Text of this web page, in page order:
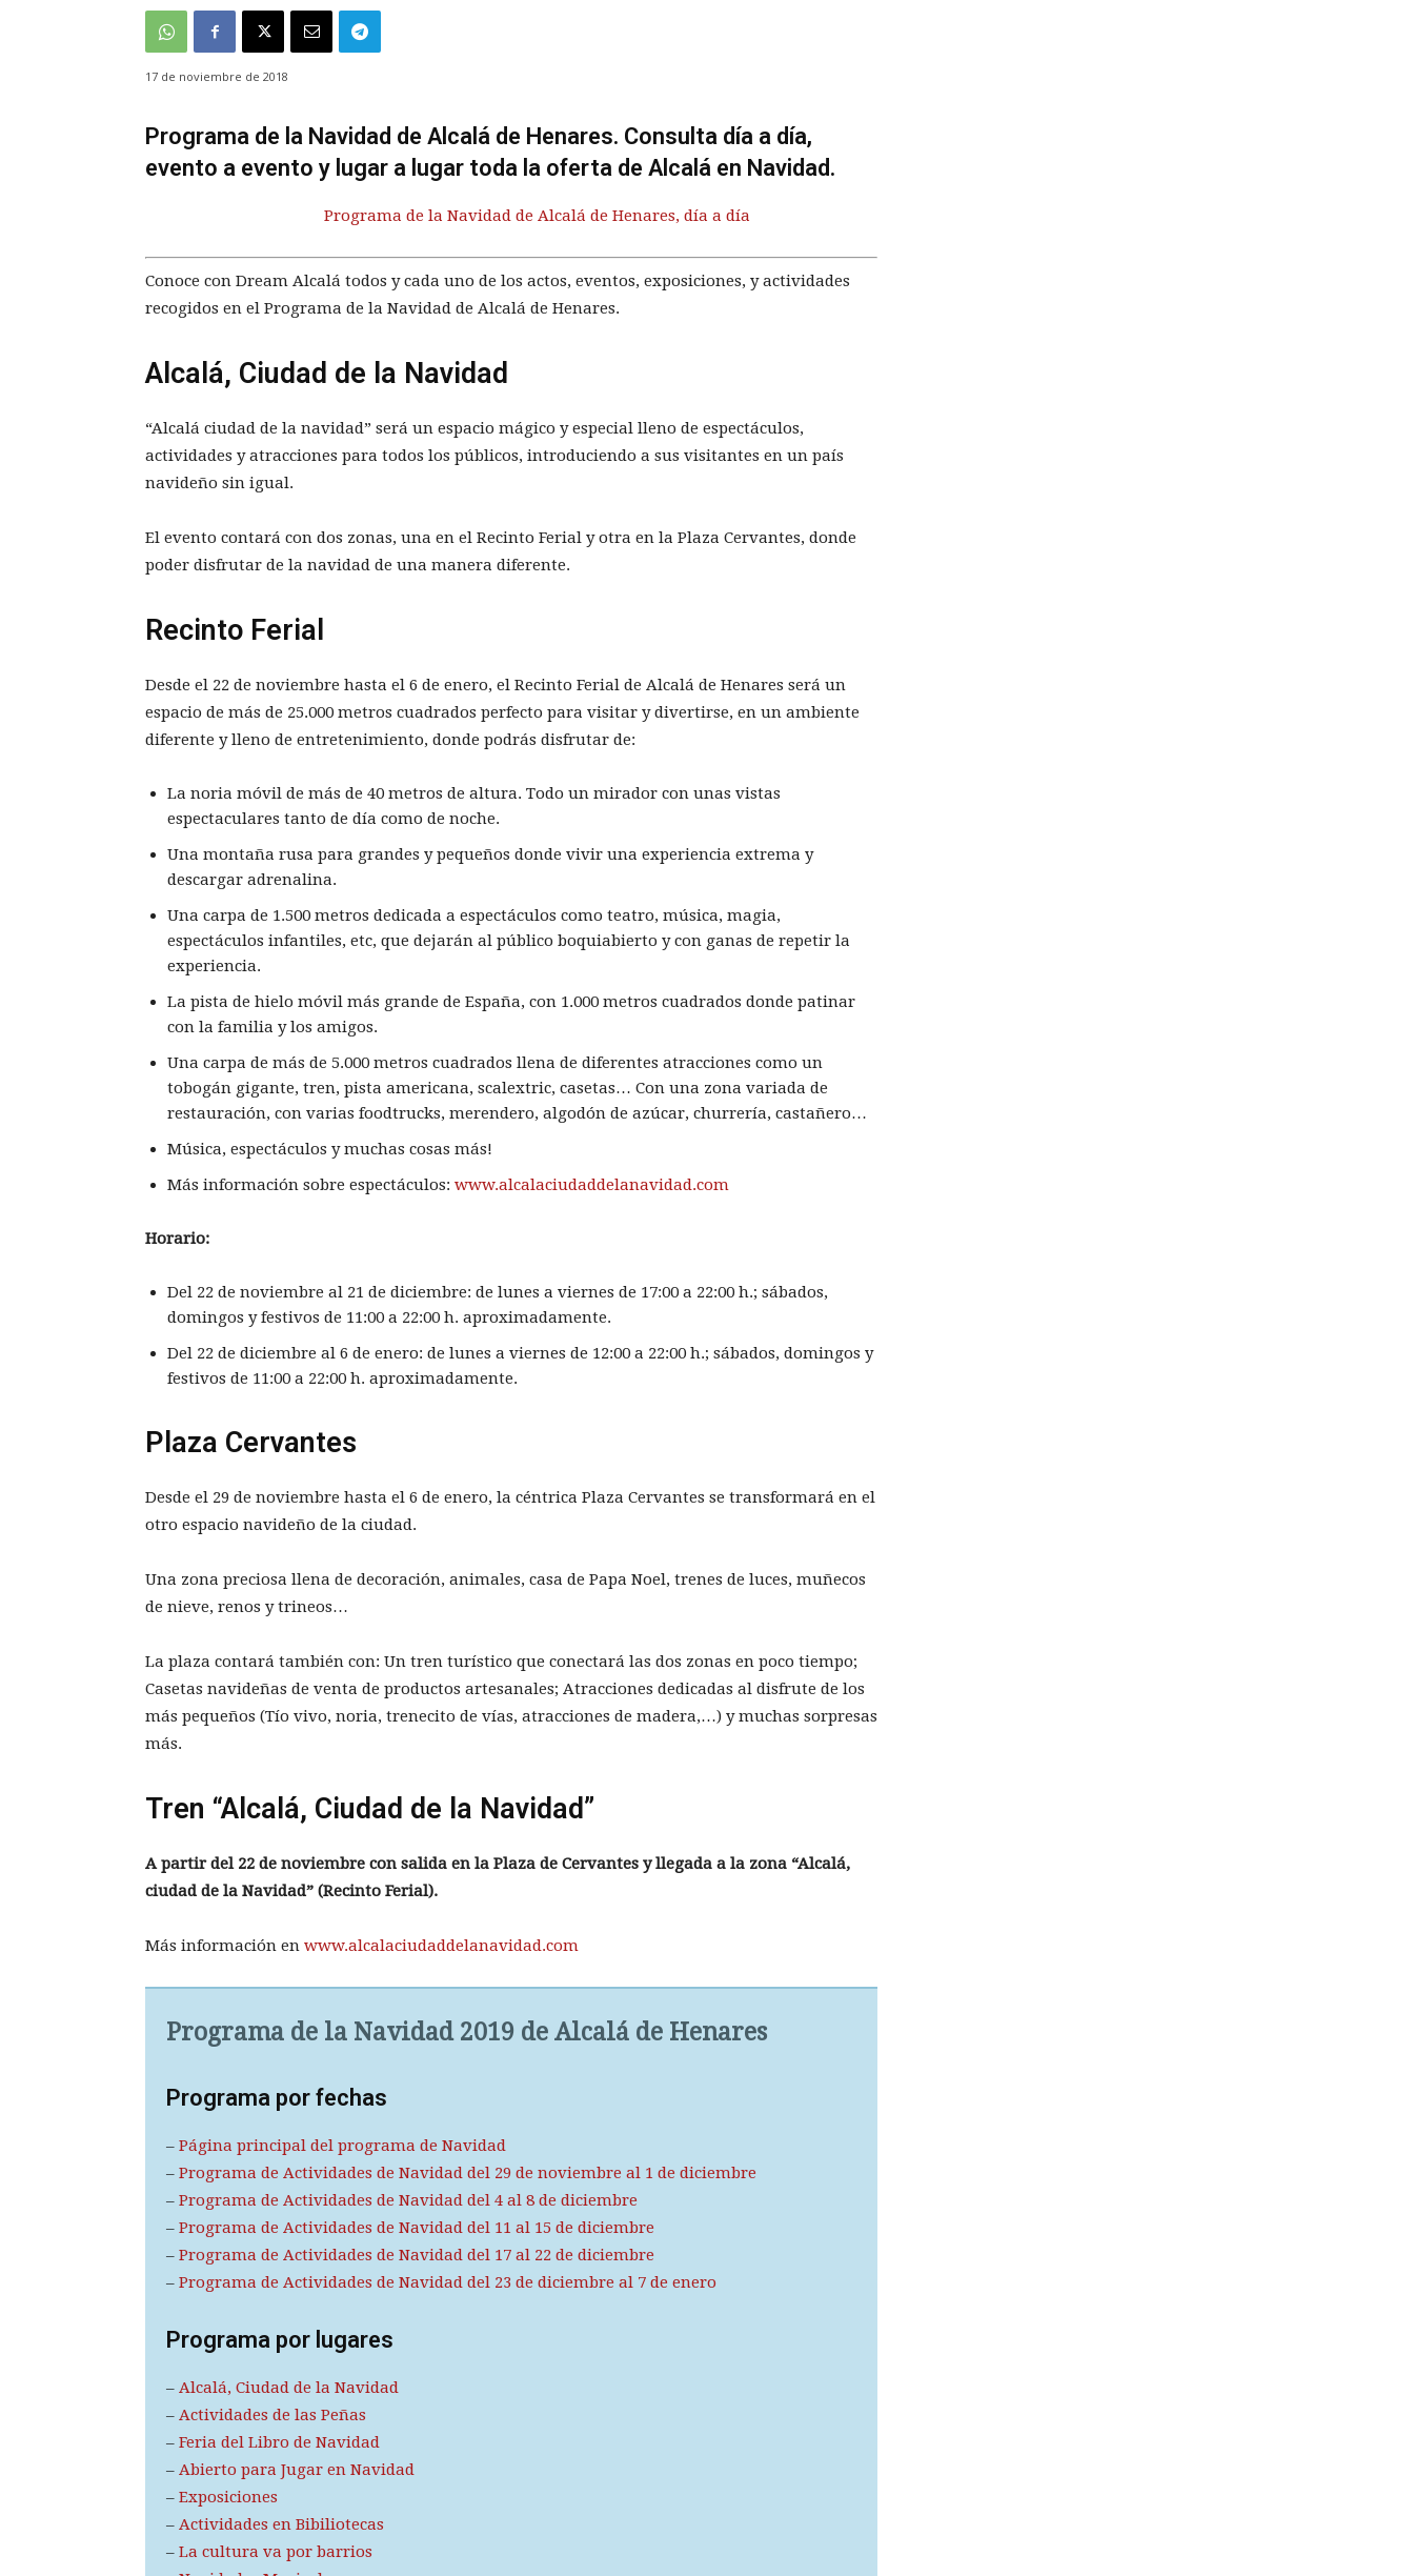
17 de noviembre de 2018
Programa de la Navidad de Alcalá de Henares. Consulta día a día,
evento a evento y lugar a lugar toda la oferta de Alcalá en Navidad.
Programa de la Navidad de Alcalá de Henares, día a día
Conoce con Dream Alcalá todos y cada uno de los actos, eventos, exposiciones, y actividades
recogidos en el Programa de la Navidad de Alcalá de Henares.
Alcalá, Ciudad de la Navidad
“Alcalá ciudad de la navidad” será un espacio mágico y especial lleno de espectáculos,
actividades y atracciones para todos los públicos, introduciendo a sus visitantes en un país
navideño sin igual.
El evento contará con dos zonas, una en el Recinto Ferial y otra en la Plaza Cervantes, donde
poder disfrutar de la navidad de una manera diferente.
Recinto Ferial
Desde el 22 de noviembre hasta el 6 de enero, el Recinto Ferial de Alcalá de Henares será un
espacio de más de 25.000 metros cuadrados perfecto para visitar y divertirse, en un ambiente
diferente y lleno de entretenimiento, donde podrás disfrutar de:
La noria móvil de más de 40 metros de altura. Todo un mirador con unas vistas
espectaculares tanto de día como de noche.
Una montaña rusa para grandes y pequeños donde vivir una experiencia extrema y
descargar adrenalina.
Una carpa de 1.500 metros dedicada a espectáculos como teatro, música, magia,
espectáculos infantiles, etc, que dejarán al público boquiabierto y con ganas de repetir la
experiencia.
La pista de hielo móvil más grande de España, con 1.000 metros cuadrados donde patinar
con la familia y los amigos.
Una carpa de más de 5.000 metros cuadrados llena de diferentes atracciones como un
tobogán gigante, tren, pista americana, scalextric, casetas… Con una zona variada de
restauración, con varias foodtrucks, merendero, algodón de azúcar, churrería, castañero…
Música, espectáculos y muchas cosas más!
Más información sobre espectáculos: www.alcalaciudaddelanavidad.com
Horario:
Del 22 de noviembre al 21 de diciembre: de lunes a viernes de 17:00 a 22:00 h.; sábados,
domingos y festivos de 11:00 a 22:00 h. aproximadamente.
Del 22 de diciembre al 6 de enero: de lunes a viernes de 12:00 a 22:00 h.; sábados, domingos y
festivos de 11:00 a 22:00 h. aproximadamente.
Plaza Cervantes
Desde el 29 de noviembre hasta el 6 de enero, la céntrica Plaza Cervantes se transformará en el
otro espacio navideño de la ciudad.
Una zona preciosa llena de decoración, animales, casa de Papa Noel, trenes de luces, muñecos
de nieve, renos y trineos…
La plaza contará también con: Un tren turístico que conectará las dos zonas en poco tiempo;
Casetas navideñas de venta de productos artesanales; Atracciones dedicadas al disfrute de los
más pequeños (Tío vivo, noria, trenecito de vías, atracciones de madera,…) y muchas sorpresas
más.
Tren “Alcalá, Ciudad de la Navidad”
A partir del 22 de noviembre con salida en la Plaza de Cervantes y llegada a la zona “Alcalá,
ciudad de la Navidad” (Recinto Ferial).
Más información en www.alcalaciudaddelanavidad.com
Programa de la Navidad 2019 de Alcalá de Henares
Programa por fechas
– Página principal del programa de Navidad
– Programa de Actividades de Navidad del 29 de noviembre al 1 de diciembre
– Programa de Actividades de Navidad del 4 al 8 de diciembre
– Programa de Actividades de Navidad del 11 al 15 de diciembre
– Programa de Actividades de Navidad del 17 al 22 de diciembre
– Programa de Actividades de Navidad del 23 de diciembre al 7 de enero
Programa por lugares
– Alcalá, Ciudad de la Navidad
– Actividades de las Peñas
– Feria del Libro de Navidad
– Abierto para Jugar en Navidad
– Exposiciones
– Actividades en Bibiliotecas
– La cultura va por barrios